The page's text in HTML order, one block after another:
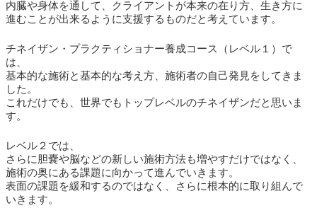
内臓や身体を通して、クライアントが本来の在り方、生き方に
進むことが出来るように支援するものだと考えています。
チネイザン・プラクティショナー養成コース（レベル１）で
は、
基本的な施術と基本的な考え方、施術者の自己発見をしてきま
した。
これだけでも、世界でもトップレベルのチネイザンだと思いま
す。
レベル２では、
さらに胆嚢や脳などの新しい施術方法も増やすだけではなく、
施術の奥にある課題に向かって進んでいきます。
表面の課題を緩和するのではなく、さらに根本的に取り組んで
いきます。